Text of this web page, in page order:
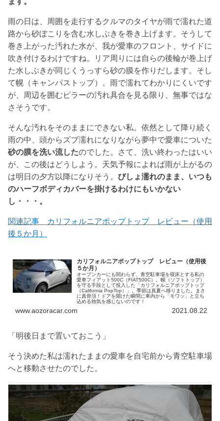
雨の日は、周囲を走行するクルマのタイヤが雨で濡れた道
路から砂ぼこりを含む水しぶきを巻き上げます。そうして
巻き上がった汚れた水が、我が愛車のフロント、サイドに
吹き付けるわけですね。リア周りには自らの後輪が巻上げ
た水しぶきが同じくうっすら砂の膜を作りだします。そし
て幌（キャンパストップ）。雨で濡れてわかりにくいです
が、周辺を囲むピラーの汚れ具合を見る限り、無事ではな
さそうです。
そんな汚れをそのままにできない私。依然として降り続く
雨の中、頭からズブ濡れになりながら夢中で愛車についた
砂の膜を洗い流したのでした。さて、洗い終わったはいい
が、この後はどうしよう。天気予報によれば雨が上がるの
は明日の夕方以降になりそう。 びしょ濡れのまま、いつも
のハーフボディカバーを掛けるわけにもいかない
し・・・。
関連記事 カリフォルニアポップトップ レビュー（使用
後５か月）
カリフォルニアポップトップ レビュー（使用後
５か月）
オープンカーにも関わらず、青空駐車場を寝床とする私の
愛車フィアット500C（FIAT500C）。幌（ソフトトップ）
を守る手段として投入した「カリフォルニアポップトップ
（California PopTop）」。季節は真夏へ移りました。まさ
に真骨頂！ドアを開けた瞬間に車内から「モワッ」と立ち
込める熱気を感じないのです！
www.aozoracar.com 2021.08.22
「明後日まで置いておこう」
そう決めた私は濡れたままの愛車を自宅前から青空駐車場
へと移動させたのでした。